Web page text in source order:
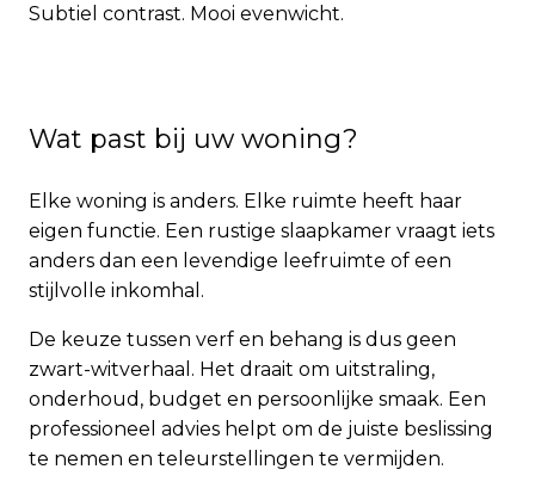
Subtiel contrast. Mooi evenwicht.
Wat past bij uw woning?
Elke woning is anders. Elke ruimte heeft haar
eigen functie. Een rustige slaapkamer vraagt iets
anders dan een levendige leefruimte of een
stijlvolle inkomhal.
De keuze tussen verf en behang is dus geen
zwart-witverhaal. Het draait om uitstraling,
onderhoud, budget en persoonlijke smaak. Een
professioneel advies helpt om de juiste beslissing
te nemen en teleurstellingen te vermijden.